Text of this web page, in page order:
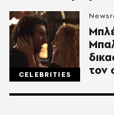
CELEBRITIES
τον